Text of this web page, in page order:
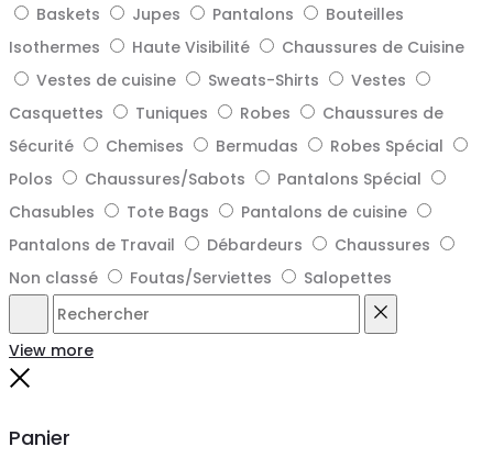
Baskets
Jupes Pantalons
Bouteilles
Isothermes
Haute Visibilité
Chaussures de Cuisine
Vestes de cuisine
Sweats-Shirts
Vestes
Casquettes
Tuniques Robes
Chaussures de
Sécurité
Chemises Bermudas
Robes Spécial
Polos
Chaussures/Sabots
Pantalons Spécial
Chasubles
Tote Bags
Pantalons de cuisine
Pantalons de Travail
Débardeurs
Chaussures
Non classé
Foutas/Serviettes Salopettes
Rechercher
View more
Panier